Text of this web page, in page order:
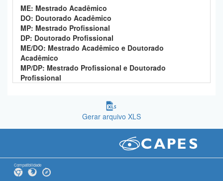
ME: Mestrado Acadêmico
DO: Doutorado Acadêmico
MP: Mestrado Profissional
DP: Doutorado Profissional
ME/DO: Mestrado Acadêmico e Doutorado
Acadêmico
MP/DP: Mestrado Profissional e Doutorado
Profissional
Gerar arquivo XLS
Compatibilidade